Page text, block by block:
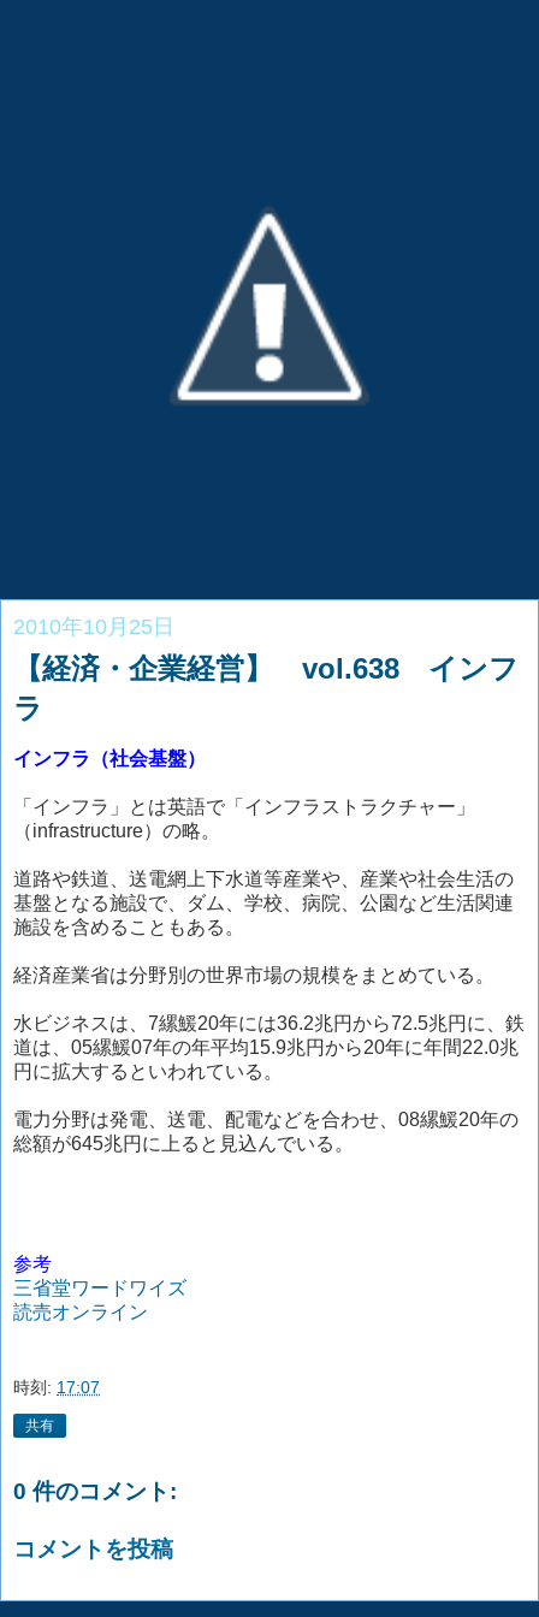
2010年10月25日
【経済・企業経営】 vol.638 インフ
ラ
インフラ（社会基盤）
「インフラ」とは英語で「インフラストラクチャー」
（infrastructure）の略。
道路や鉄道、送電網上下水道等産業や、産業や社会生活の
基盤となる施設で、ダム、学校、病院、公園など生活関連
施設を含めることもある。
経済産業省は分野別の世界市場の規模をまとめている。
水ビジネスは、7縲鰀20年には36.2兆円から72.5兆円に、鉄
道は、05縲鰀07年の年平均15.9兆円から20年に年間22.0兆
円に拡大するといわれている。
電力分野は発電、送電、配電などを合わせ、08縲鰀20年の
総額が645兆円に上ると見込んでいる。
参考
三省堂ワードワイズ
読売オンライン
時刻: 17:07
共有
0 件のコメント:
コメントを投稿